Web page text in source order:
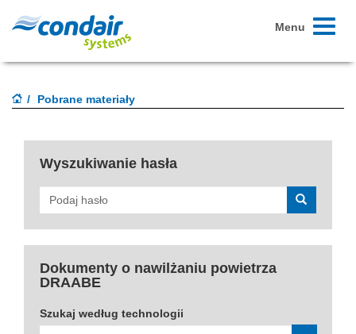
Toggle
Menu
Pobrane materiały
Wyszukiwanie hasła
Rozpocznij
wyszukiwanie
Dokumenty o nawilżaniu powietrza
DRAABE
Szukaj według technologii